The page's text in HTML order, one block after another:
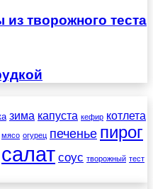
творожного теста
зима капуста кефир котлета
мясо огурец печенье пирог
салат соус творожный тест